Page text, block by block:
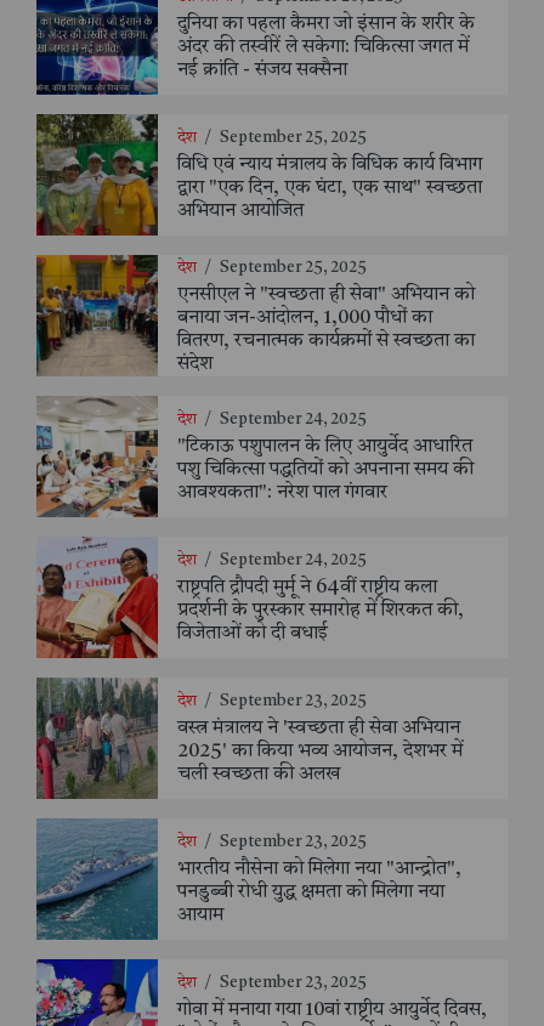
दुनिया का पहला कैमरा जो इंसान के शरीर के
अंदर की तस्वीरें ले सकेगा: चिकित्सा जगत में
नई क्रांति - संजय सक्सैना
देश / September 25, 2025
विधि एवं न्याय मंत्रालय के विधिक कार्य विभाग
द्वारा "एक दिन, एक घंटा, एक साथ" स्वच्छता
अभियान आयोजित
देश / September 25, 2025
एनसीएल ने "स्वच्छता ही सेवा" अभियान को
बनाया जन-आंदोलन, 1,000 पौधों का
वितरण, रचनात्मक कार्यक्रमों से स्वच्छता का
संदेश
देश / September 24, 2025
"टिकाऊ पशुपालन के लिए आयुर्वेद आधारित
पशु चिकित्सा पद्धतियों को अपनाना समय की
आवश्यकता": नरेश पाल गंगवार
देश / September 24, 2025
राष्ट्रपति द्रौपदी मुर्मू ने 64वीं राष्ट्रीय कला
प्रदर्शनी के पुरस्कार समारोह में शिरकत की,
विजेताओं को दी बधाई
देश / September 23, 2025
वस्त्र मंत्रालय ने 'स्वच्छता ही सेवा अभियान
2025' का किया भव्य आयोजन, देशभर में
चली स्वच्छता की अलख
देश / September 23, 2025
भारतीय नौसेना को मिलेगा नया "आन्द्रोत",
पनडुब्बी रोधी युद्ध क्षमता को मिलेगा नया
आयाम
देश / September 23, 2025
गोवा में मनाया गया 10वां राष्ट्रीय आयुर्वेद दिवस,